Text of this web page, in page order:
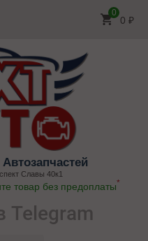
0
0 ₽
Славы 40к1
товар без предоплаты*
Telegram